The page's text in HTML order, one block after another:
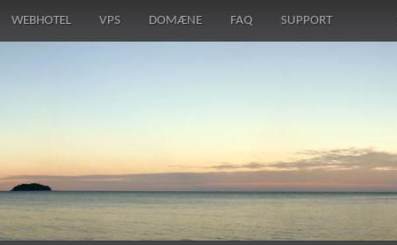
WEBHOTEL VPS DOMÆNE FAQ SUPPORT